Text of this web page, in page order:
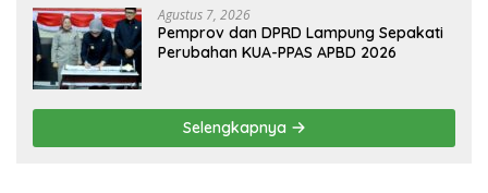
Agustus 7, 2026
Pemprov dan DPRD Lampung Sepakati
Perubahan KUA-PPAS APBD 2026
Selengkapnya